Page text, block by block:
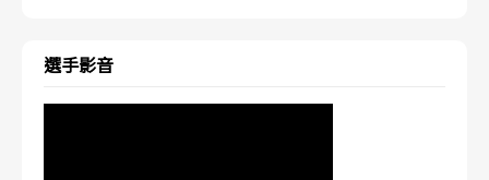
選手影音